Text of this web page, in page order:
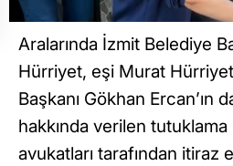
Aralarında İzmit Belediye
Hürriyet, eşi Murat
Başkanı Gökhan Ercan’ın
hakkında verilen tutuklama
avukatları tarafından itiraz